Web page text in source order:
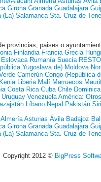
Girona Granada Guadalajara
(La) Salamanca Sta. Cruz de
provincias, paises o
Finlandia Francia Grecia
Eslovaca Rumanía Suecia
Yugoslava de) Moldova
Camerún Congo (República
Kenia Liberia Malí Marruecos
Costa Rica Cuba Chile Dominica
Uruguay Venezuela América:
Líbano Nepal Pakistán
Almería Asturias Ávila Badajoz
Girona Granada Guadalajara
(La) Salamanca Sta. Cruz de
Copyright 2012 © BigPress